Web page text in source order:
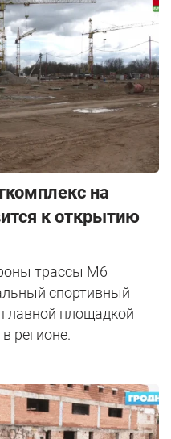
на
к открытию
трассы М6
спортивный
площадкой
регионе.